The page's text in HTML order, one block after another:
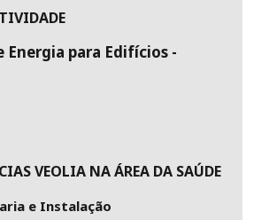
Energia para Edifícios -
VEOLIA NA ÁREA DA SAÚDE
e Instalação